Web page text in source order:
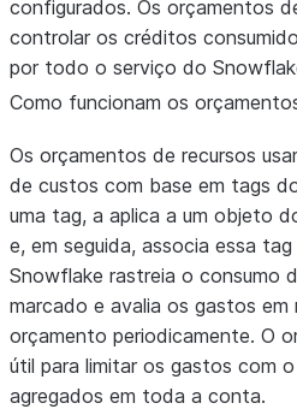
configurados. Os orçamentos
controlar os créditos
por todo o serviço do
Como funcionam os
Os orçamentos de recursos
de custos com base em tags
uma tag, a aplica a um objeto
e, em seguida, associa essa
Snowflake rastreia o consumo
marcado e avalia os gastos em
orçamento periodicamente. O
útil para limitar os gastos com
agregados em toda a conta.